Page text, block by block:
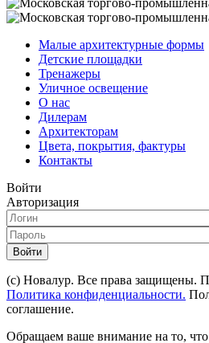
Малые архитектурные формы
Детские площадки
Тренажеры
Уличное освещение
О нас
Дилерам
Архитекторам
Цвета, покрытия, фактуры
Контакты
Войти
Авторизация
Войти
(с) Новалур. Все права защищены.
Политика конфиденциальности.
соглашение.
Обращаем ваше внимание на то,